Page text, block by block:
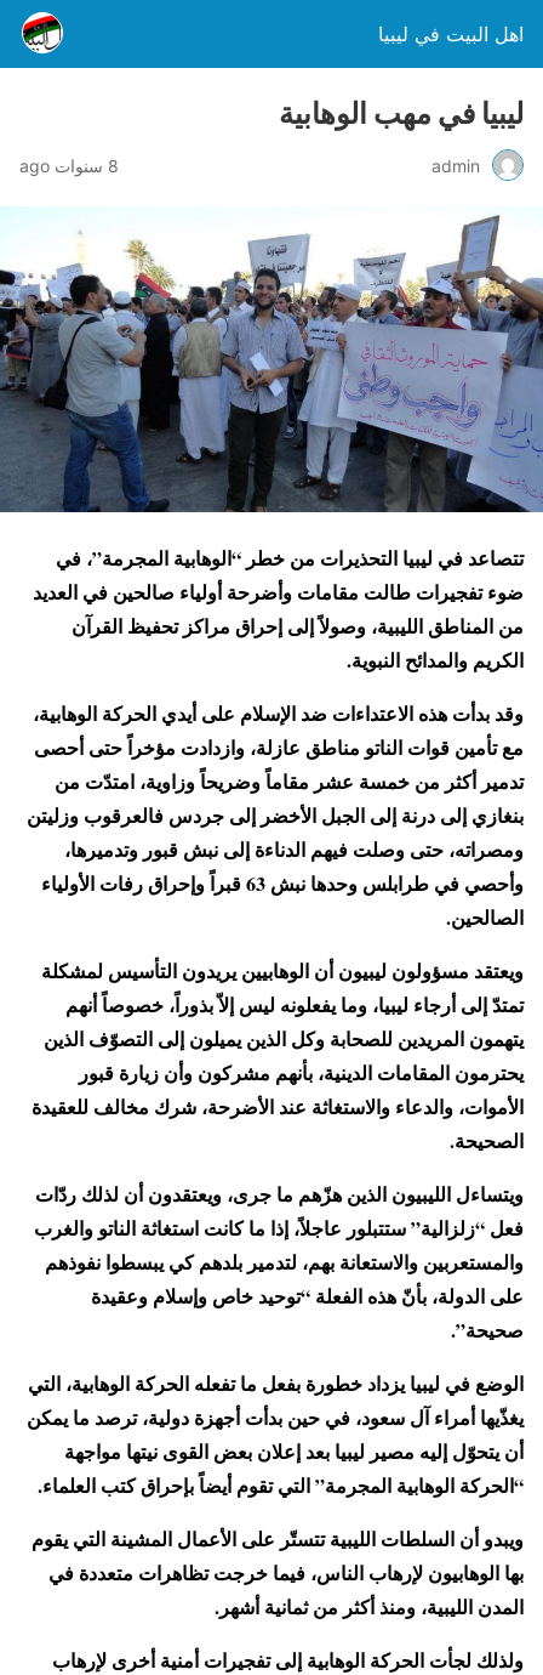
اهل البيت في ليبيا
ليبيا في مهب الوهابية
admin 8 سنوات ago
تتصاعد في ليبيا التحذيرات من خطر “الوهابية المجرمة”، في
ضوء تفجيرات طالت مقامات وأضرحة أولياء صالحين في العديد
من المناطق الليبية، وصولاً إلى إحراق مراكز تحفيظ القرآن
الكريم والمدائح النبوية.
وقد بدأت هذه الاعتداءات ضد الإسلام على أيدي الحركة الوهابية،
مع تأمين قوات الناتو مناطق عازلة، وازدادت مؤخراً حتى أحصى
تدمير أكثر من خمسة عشر مقاماً وضريحاً وزاوية، امتدّت من
بنغازي إلى درنة إلى الجبل الأخضر إلى جردس فالعرقوب وزليتن
ومصراته، حتى وصلت فيهم الدناءة إلى نبش قبور وتدميرها،
وأحصي في طرابلس وحدها نبش 63 قبراً وإحراق رفات الأولياء
الصالحين.
ويعتقد مسؤولون ليبيون أن الوهابيين يريدون التأسيس لمشكلة
تمتدّ إلى أرجاء ليبيا، وما يفعلونه ليس إلاّ بذوراً، خصوصاً أنهم
يتهمون المريدين للصحابة وكل الذين يميلون إلى التصوّف الذين
يحترمون المقامات الدينية، بأنهم مشركون وأن زيارة قبور
الأموات، والدعاء والاستغاثة عند الأضرحة، شرك مخالف للعقيدة
الصحيحة.
ويتساءل الليبيون الذين هزّهم ما جرى، ويعتقدون أن لذلك ردّات
فعل “زلزالية” ستتبلور عاجلاً، إذا ما كانت استغاثة الناتو والغرب
والمستعربين والاستعانة بهم، لتدمير بلدهم كي يبسطوا نفوذهم
على الدولة، بأنّ هذه الفعلة “توحيد خاص وإسلام وعقيدة
صحيحة”.
الوضع في ليبيا يزداد خطورة بفعل ما تفعله الحركة الوهابية، التي
يغذّيها أمراء آل سعود، في حين بدأت أجهزة دولية، ترصد ما يمكن
أن يتحوّل إليه مصير ليبيا بعد إعلان بعض القوى نيتها مواجهة
“الحركة الوهابية المجرمة” التي تقوم أيضاً بإحراق كتب العلماء.
ويبدو أن السلطات الليبية تتستّر على الأعمال المشينة التي يقوم
بها الوهابيون لإرهاب الناس، فيما خرجت تظاهرات متعددة في
المدن الليبية، ومنذ أكثر من ثمانية أشهر.
ولذلك لجأت الحركة الوهابية إلى تفجيرات أمنية أخرى لإرهاب